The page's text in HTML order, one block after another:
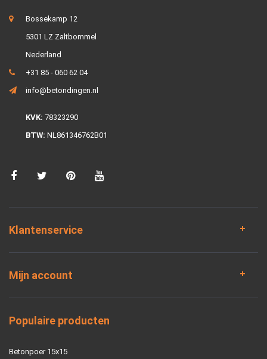
Bossekamp 12
5301 LZ Zaltbommel
Nederland
+31 85 - 060 62 04
info@betondingen.nl
KVK: 78323290
BTW: NL861346762B01
Klantenservice
Mijn account
Populaire producten
Betonpoer 15x15